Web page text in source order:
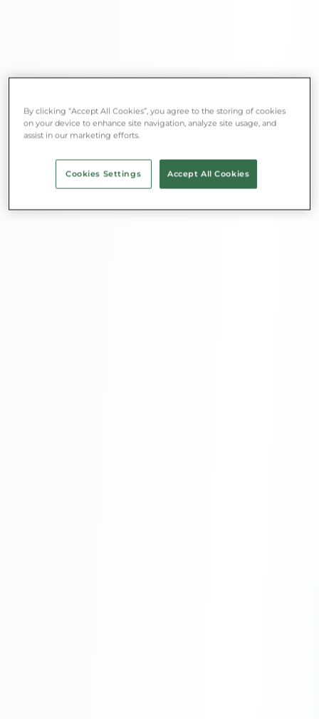
By clicking “Accept All Cookies”, you agree to the storing of cookies
on your device to enhance site navigation, analyze site usage, and
assist in our marketing efforts.
Cookies Settings Accept All Cookies